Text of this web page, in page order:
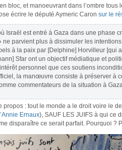
bloc, et manoeuvrant dans l’ombre
écrire le député Aymeric Caron sur le
Israël est entré à Gaza dans une phase
ne parvient plus à dissimuler les
à la paix par [Delphine] Horvilleur [qui
Sfar ont un objectif médiatique et
personnel que ces soutiens
la manœuvre consiste à préserver à
commentateurs de la situation à
propos : tout le monde a le droit voire le
Ernaux), SAUF LES JUIFS à qui ce
disparaître ce serait parfait. Pourquoi ?